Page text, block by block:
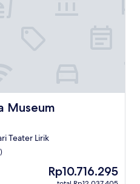
Museum
Teater Lirik
Harga
sekarang
Rp10.716.295